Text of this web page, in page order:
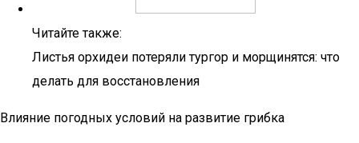
Читайте также:
Листья орхидеи потеряли тургор и морщинятся: что
делать для восстановления
Влияние погодных условий на развитие грибка